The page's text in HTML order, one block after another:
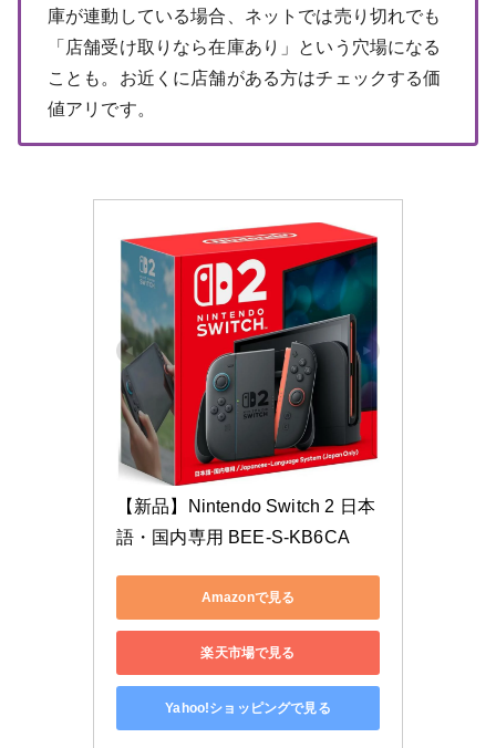
庫が連動している場合、ネットでは売り切れでも
「店舗受け取りなら在庫あり」という穴場になる
ことも。お近くに店舗がある方はチェックする価
値アリです。
【新品】Nintendo Switch 2 日本
語・国内専用 BEE-S-KB6CA
Amazonで見る
楽天市場で見る
Yahoo!ショッピングで見る